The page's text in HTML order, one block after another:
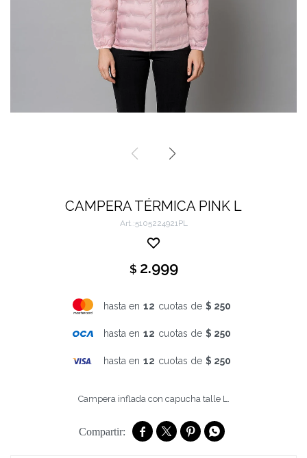
CAMPERA TÉRMICA PINK L
5105224921PL
$ 2.999
hasta en 12 cuotas de $ 250
hasta en 12 cuotas de $ 250
hasta en 12 cuotas de $ 250
Campera inflada con capucha talle L.
   